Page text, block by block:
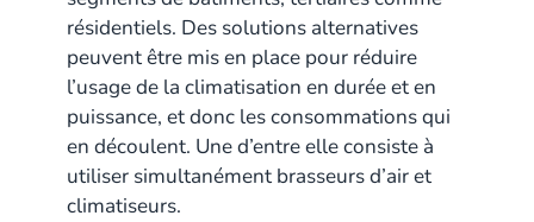
résidentiels. Des solutions alternatives
peuvent être mis en place pour réduire
l’usage de la climatisation en durée et en
puissance, et donc les consommations qui
en découlent. Une d’entre elle consiste à
utiliser simultanément brasseurs d’air et
climatiseurs.